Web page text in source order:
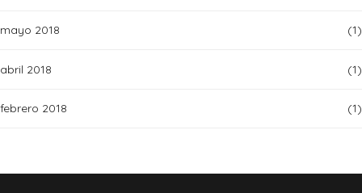
mayo 2018 (1)
abril 2018 (1)
febrero 2018 (1)